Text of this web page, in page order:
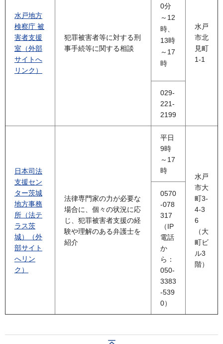
水戸地方
検察庁 被
害者支援
室（外部
サイトへ
リンク）
犯罪被害者等に対する刑
事手続等に関する相談
0分
～12
時、
13時
～17
時
水戸
市北
見町
1-1
029-
221-
2199
日本司法
支援セン
ター茨城
地方事務
所（法テ
ラス茨
城）（外
部サイト
へリン
ク）
法律専門家の力が必要な
場合に、個々の状況に応
じ、犯罪被害者支援の経
験や理解のある弁護士を
紹介
平日
9時
～17
時
水戸
市大
町3-
4-3
6
（大
町ビ
ル3
階）
0570
-078
317
（IP
電話
か
ら：
050-
3383
-539
0）